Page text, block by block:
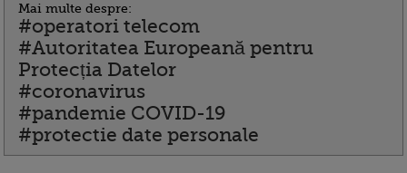
Mai multe despre:
#operatori telecom
#Autoritatea Europeană pentru
Protecția Datelor
#coronavirus
#pandemie COVID-19
#protectie date personale